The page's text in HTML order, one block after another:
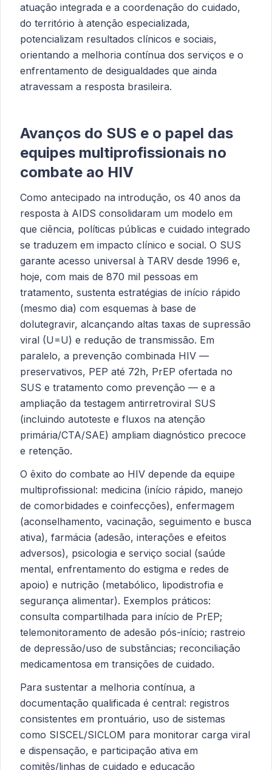
atuação integrada e a coordenação do cuidado,
do território à atenção especializada,
potencializam resultados clínicos e sociais,
orientando a melhoria contínua dos serviços e o
enfrentamento de desigualdades que ainda
atravessam a resposta brasileira.
Avanços do SUS e o papel das
equipes multiprofissionais no
combate ao HIV
Como antecipado na introdução, os 40 anos da
resposta à AIDS consolidaram um modelo em
que ciência, políticas públicas e cuidado integrado
se traduzem em impacto clínico e social. O SUS
garante acesso universal à TARV desde 1996 e,
hoje, com mais de 870 mil pessoas em
tratamento, sustenta estratégias de início rápido
(mesmo dia) com esquemas à base de
dolutegravir, alcançando altas taxas de supressão
viral (U=U) e redução de transmissão. Em
paralelo, a prevenção combinada HIV —
preservativos, PEP até 72h, PrEP ofertada no
SUS e tratamento como prevenção — e a
ampliação da testagem antirretroviral SUS
(incluindo autoteste e fluxos na atenção
primária/CTA/SAE) ampliam diagnóstico precoce
e retenção.
O êxito do combate ao HIV depende da equipe
multiprofissional: medicina (início rápido, manejo
de comorbidades e coinfecções), enfermagem
(aconselhamento, vacinação, seguimento e busca
ativa), farmácia (adesão, interações e efeitos
adversos), psicologia e serviço social (saúde
mental, enfrentamento do estigma e redes de
apoio) e nutrição (metabólico, lipodistrofia e
segurança alimentar). Exemplos práticos:
consulta compartilhada para início de PrEP;
telemonitoramento de adesão pós-início; rastreio
de depressão/uso de substâncias; reconciliação
medicamentosa em transições de cuidado.
Para sustentar a melhoria contínua, a
documentação qualificada é central: registros
consistentes em prontuário, uso de sistemas
como SISCEL/SICLOM para monitorar carga viral
e dispensação, e participação ativa em
comitês/linhas de cuidado e educação